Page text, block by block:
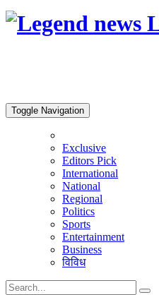
Toggle Navigation
Exclusive
Editors Pick
International
National
Regional
Politics
Sports
Entertainment
Business
विविध